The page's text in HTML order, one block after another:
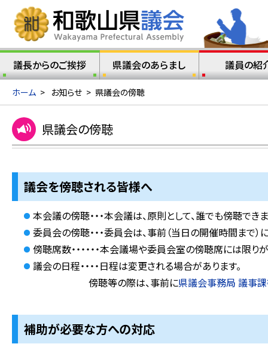
議長からのご挨拶 県議会のあらまし 議員の紹
ホーム > お知らせ > 県議会の傍聴
県議会の傍聴
議会を傍聴される皆様へ
本会議の傍聴・・・本会議は、原則として、誰でも傍聴できま
委員会の傍聴・・・委員会は、事前（当日の開催時間まで）
傍聴席数・・・・・・本会議場や委員会室の傍聴席には限り
議会の日程・・・・日程は変更される場合があります。
傍聴等の際は、事前に県議会事務局 議事課
補助が必要な方への対応